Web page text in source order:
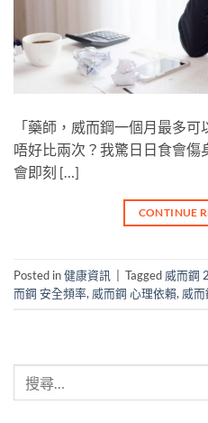
「藥師，威而鋼一個月最多
唔好比兩次？我驚日日食會傷
會即刻 […]
CONTINUE
Posted in健康資訊 Tagged 威而鋼
而鋼 安全頻率, 威而鋼 心理依賴, 威